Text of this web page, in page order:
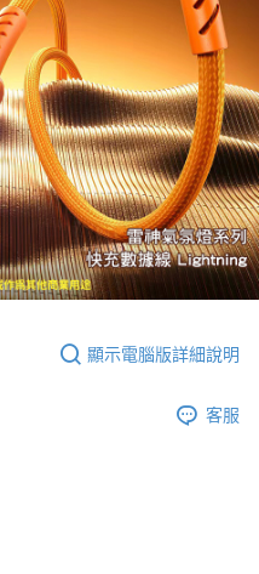
顯示電腦版詳細說明
客服